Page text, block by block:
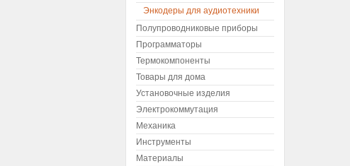
Энкодеры для аудиотехники
Полупроводниковые приборы
Программаторы
Термокомпоненты
Товары для дома
Установочные изделия
Электрокоммутация
Механика
Инструменты
Материалы